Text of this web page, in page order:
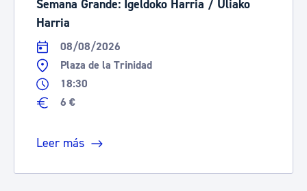
Semana Grande: Igeldoko Harria / Uliako
Harria
08/08/2026
Plaza de la Trinidad
18:30
6 €
Leer más